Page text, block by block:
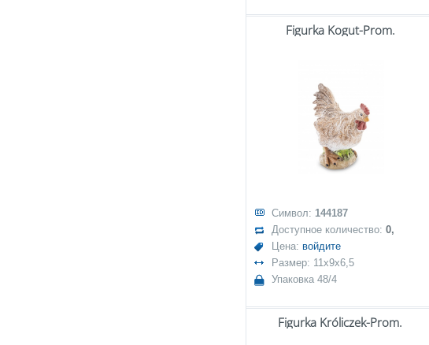
Figurka Kogut-Prom.
Символ: 144187
Доступное количество: 0,
Цена: войдите
Размер: 11x9x6,5
Упаковка 48/4
Figurka Króliczek-Prom.